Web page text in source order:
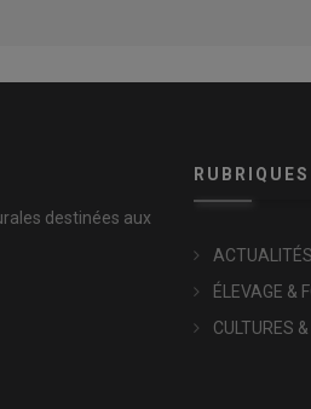
destinées aux
RUBRIQUES
ACTUALITÉS
ÉLEVAGE &
CULTURES